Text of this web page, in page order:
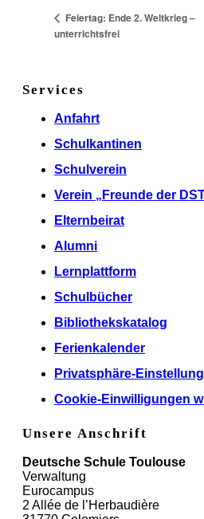
Feiertag: Ende 2. Weltkrieg –
unterrichtsfrei
Services
Anfahrt
Schulkantinen
Schulverein
Verein „Freunde der
Elternbeirat
Alumni
Lernplattform
Schulbücher
Bibliothekskatalog
Ferienkalender
Privatsphäre-
Cookie-Einwilligungen
Unsere Anschrift
Deutsche Schule Toulouse
Verwaltung
Eurocampus
2 Allée de l’Herbaudière